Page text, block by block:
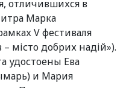
отличившихся в
Марка
V фестиваля
– місто добрих надій»).
удостоены Ева
и Мария